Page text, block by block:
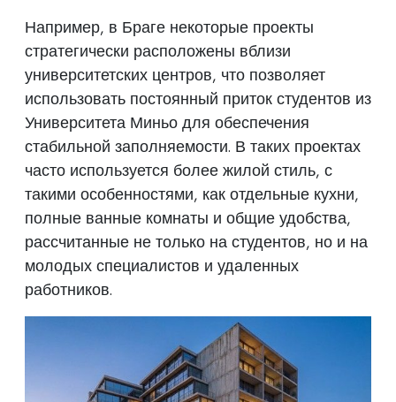
Например, в Браге некоторые проекты
стратегически расположены вблизи
университетских центров, что позволяет
использовать постоянный приток студентов из
Университета Миньо для обеспечения
стабильной заполняемости. В таких проектах
часто используется более жилой стиль, с
такими особенностями, как отдельные кухни,
полные ванные комнаты и общие удобства,
рассчитанные не только на студентов, но и на
молодых специалистов и удаленных
работников.